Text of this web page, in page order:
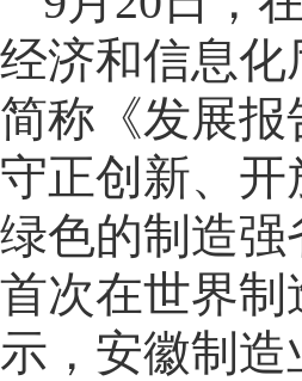
经济和信息化
简称《发展
守正创新、
绿色的制造
首次在世界
示，安徽制